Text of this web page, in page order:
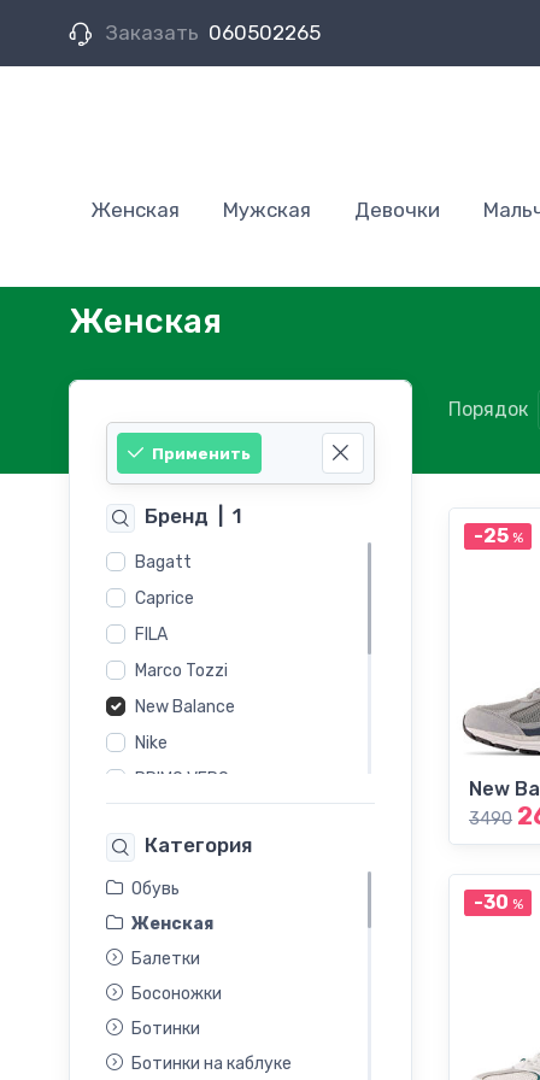
Заказать 060502265
Женская Мужская Девочки
Женская
Применить
Бренд 1
Bagatt
Caprice
FILA
Marco Tozzi
New Balance
Nike
PRIMO VERO
Rieker
s.Oliver
Salamander
Skechers
Tamaris
Категория
Обувь
Женская
Балетки
Босоножки
Ботинки
Ботинки на каблуке
Порядок
-25%
New
3490
-30 %